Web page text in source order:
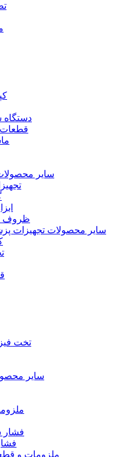
دستگاه
قطعات
سایر
ظروف
سایر محصولات تجهیزات
تخت
سایر
فشار
ملزومات و